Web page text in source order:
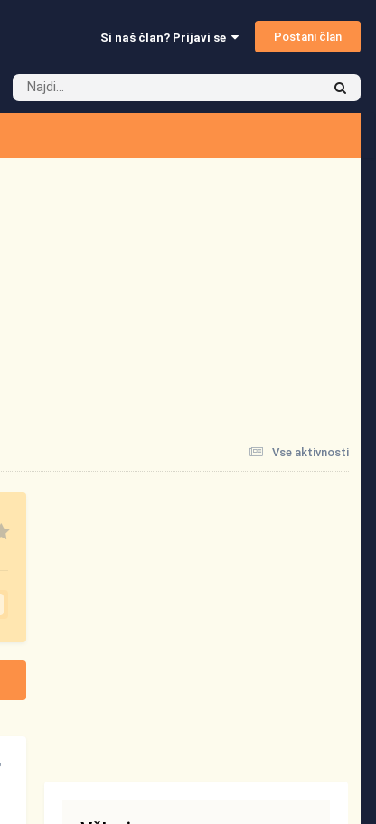
Si naš član? Prijavi se Postani član
Vse aktivnosti